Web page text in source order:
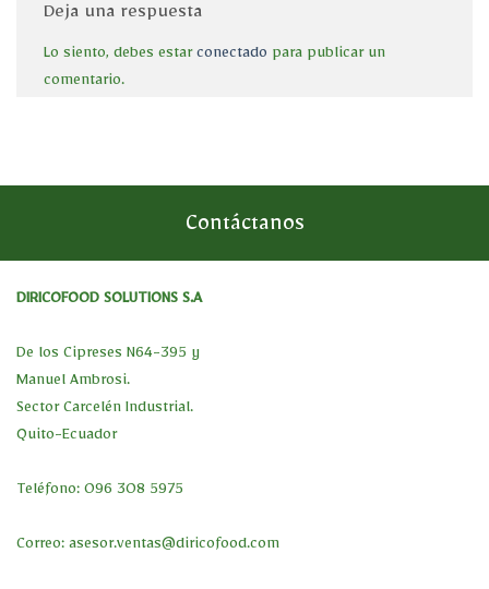
Deja una respuesta
Lo siento, debes estarconectado para publicar un
comentario.
Contáctanos
DIRICOFOOD SOLUTIONS S.A
De los Cipreses N64-395 y
Manuel Ambrosi.
Sector Carcelén Industrial.
Quito-Ecuador
Teléfono: 096 308 5975
Correo: asesor.ventas@diricofood.com